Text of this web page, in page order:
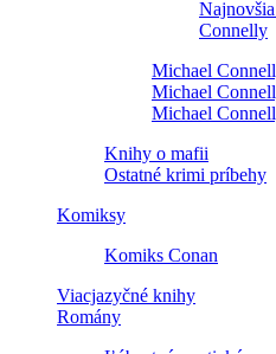
Connelly
Michael
Michael
Michael
Knihy o mafii
Ostatné krimi príbehy
Komiksy
Komiks Conan
Viacjazyčné knihy
Romány